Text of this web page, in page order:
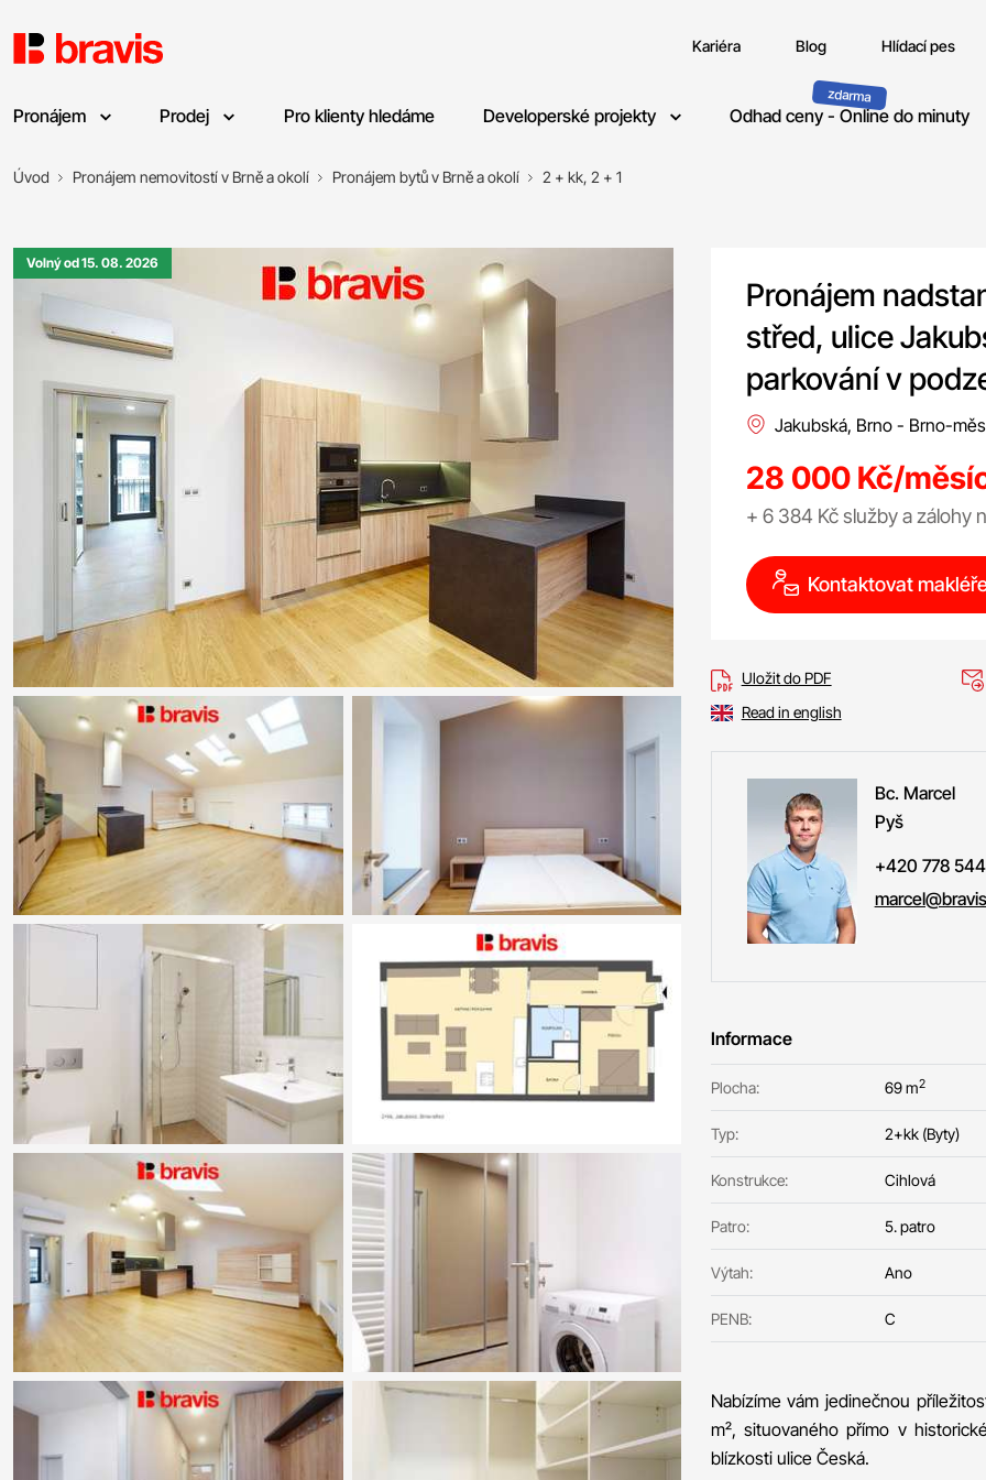
Kariéra Blog Hlídací pes
Pronájem Prodej Pro klienty hledáme Developerské projekty Odhad ceny - Online do minuty
Úvod Pronájem nemovitostí v Brně a okolí Pronájem bytů v Brně a okolí 2 + kk, 2 + 1
Volný od 15. 08. 2026
Pronájem
střed, ulice
parkování v
Jakubská, Brno - Brno-
28 000 Kč/
+ 6 384 Kč služby a zálohy
Kontaktovat
Uložit do PDF
Read in english
Bc. Marcel
Pyš
+420 778
Informace
Plocha: 69 m2
Typ: 2+kk (Byty)
Konstrukce: Cihlová
Patro: 5. patro
Výtah: Ano
PENB: C
Nabízíme vám jedinečnou
m², situovaného přímo v
blízkosti ulice Česká.